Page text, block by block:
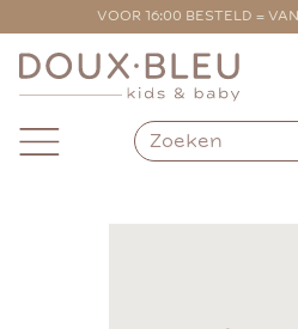
VOOR 16:00 BESTELD =